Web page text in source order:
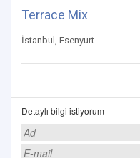
Terrace Mix
İstanbul, Esenyurt
Detaylı bilgi istiyorum